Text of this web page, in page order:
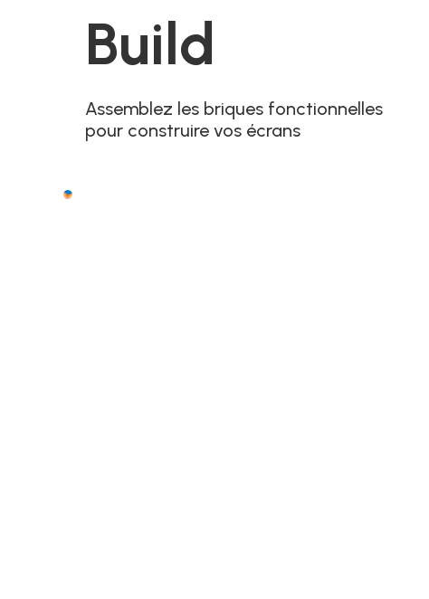
Build
Assemblez les briques fonctionnelles
pour construire vos écrans